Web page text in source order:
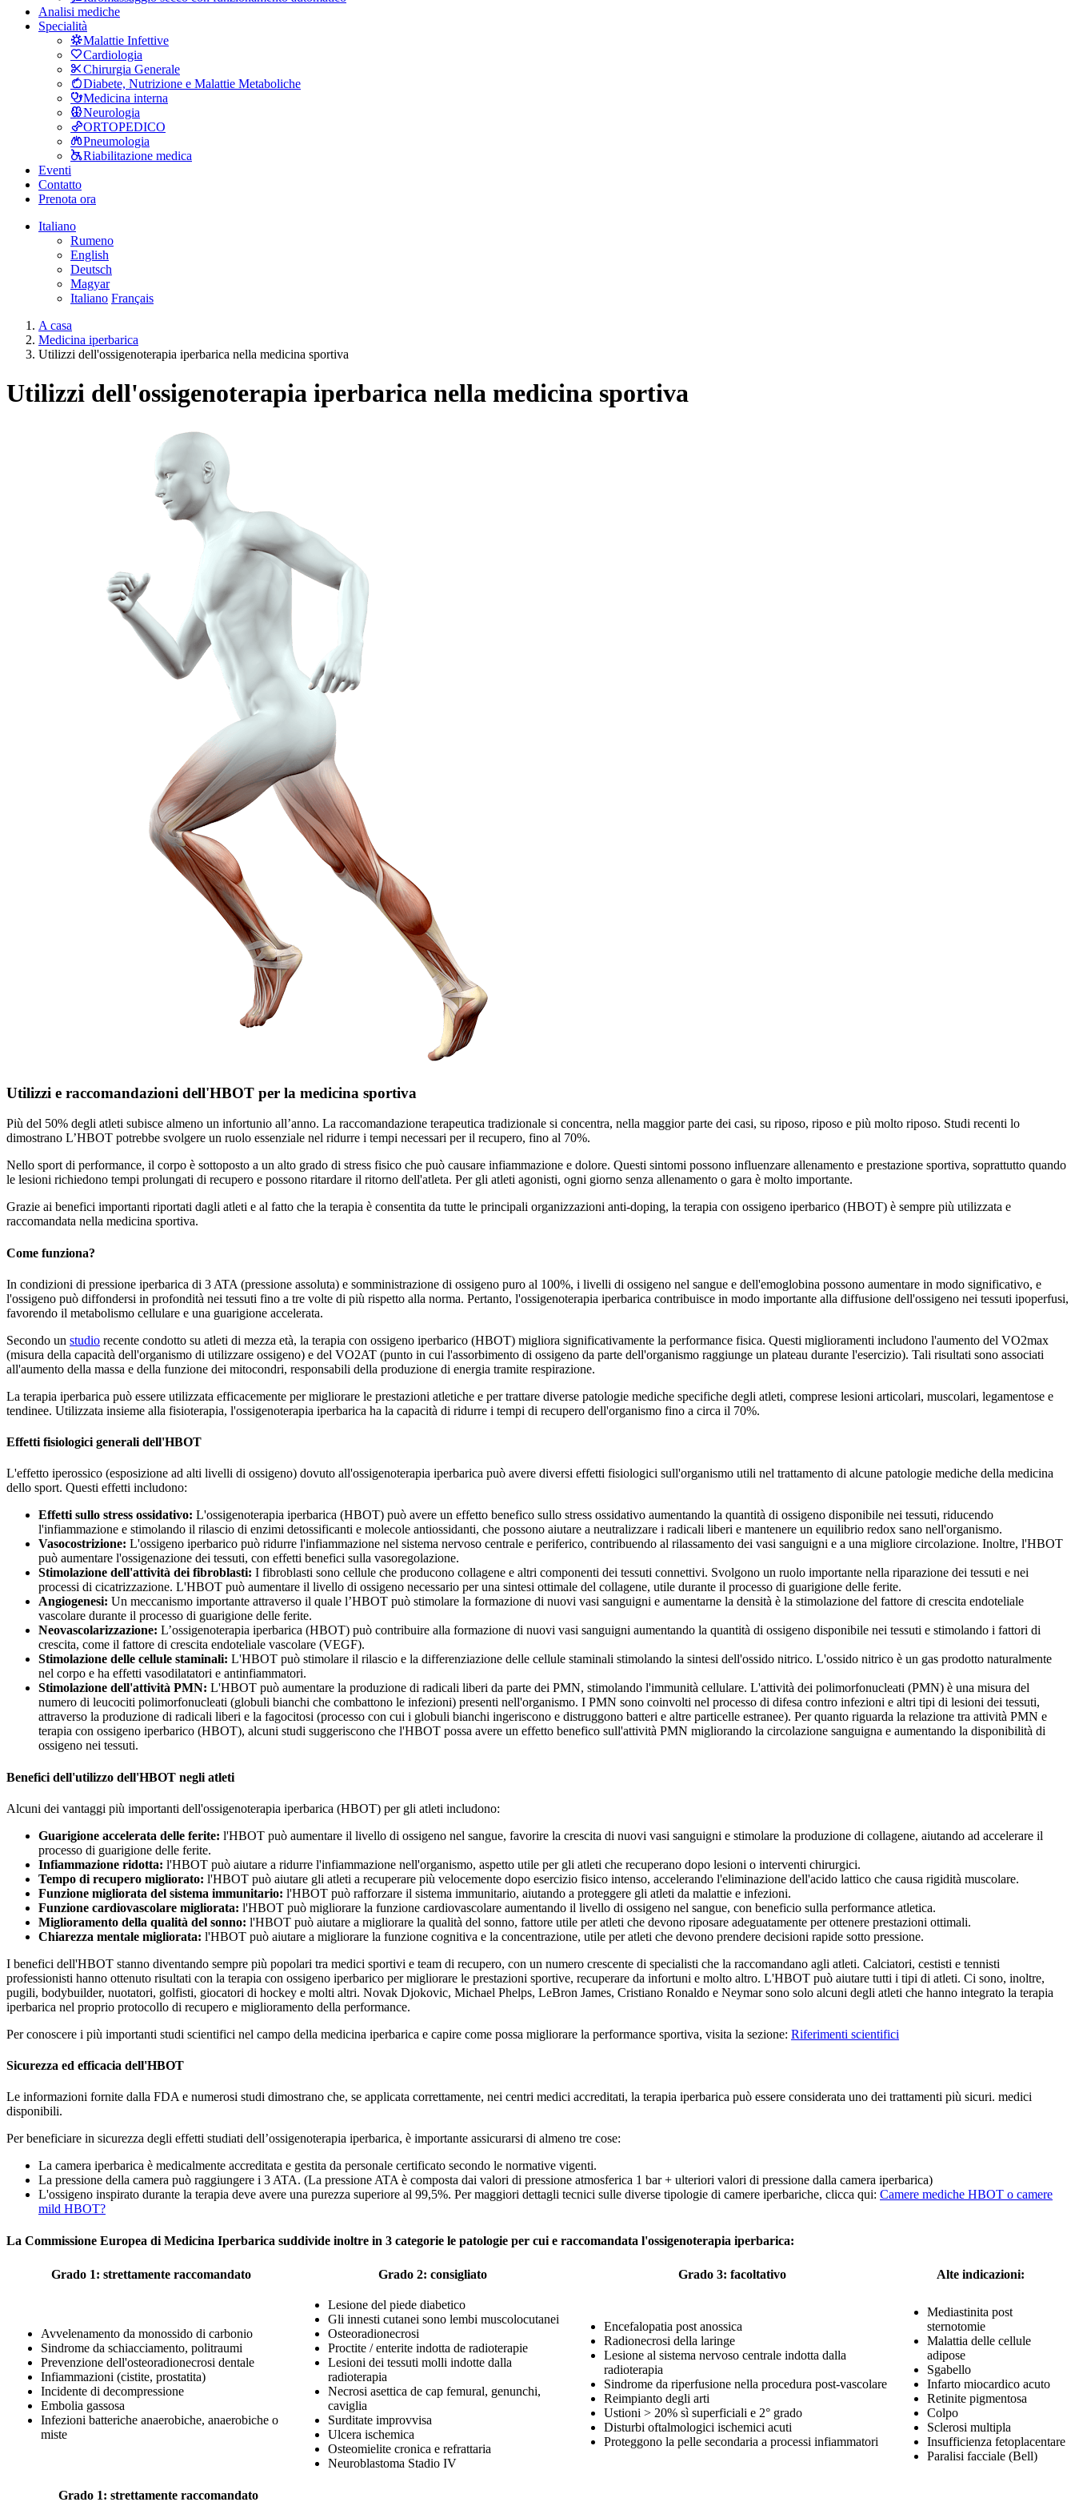
Analisi mediche
Specialità
Malattie Infettive
Cardiologia
Chirurgia Generale
Diabete, Nutrizione e Malattie Metaboliche
Medicina interna
Neurologia
ORTOPEDICO
Pneumologia
Riabilitazione medica
Eventi
Contatto
Prenota ora
Italiano
Rumeno
English
Deutsch
Magyar
Italiano Français
A casa
Medicina iperbarica
Utilizzi dell'ossigenoterapia iperbarica nella medicina sportiva
Utilizzi dell'ossigenoterapia iperbarica nella medicina sportiva
Utilizzi e raccomandazioni dell'HBOT per la medicina sportiva
Più del 50% degli atleti subisce almeno un infortunio all’anno. La raccomandazione terapeutica tradizionale si concentra, nella maggior parte dei casi, su riposo, riposo e più molto riposo. Studi recenti lo
dimostrano L’HBOT potrebbe svolgere un ruolo essenziale nel ridurre i tempi necessari per il recupero, fino al 70%.
Nello sport di performance, il corpo è sottoposto a un alto grado di stress fisico che può causare infiammazione e dolore. Questi sintomi possono influenzare allenamento e prestazione sportiva, soprattutto quando
le lesioni richiedono tempi prolungati di recupero e possono ritardare il ritorno dell'atleta. Per gli atleti agonisti, ogni giorno senza allenamento o gara è molto importante.
Grazie ai benefici importanti riportati dagli atleti e al fatto che la terapia è consentita da tutte le principali organizzazioni anti-doping, la terapia con ossigeno iperbarico (HBOT) è sempre più utilizzata e
raccomandata nella medicina sportiva.
Come funziona?
In condizioni di pressione iperbarica di 3 ATA (pressione assoluta) e somministrazione di ossigeno puro al 100%, i livelli di ossigeno nel sangue e dell'emoglobina possono aumentare in modo significativo, e
l'ossigeno può diffondersi in profondità nei tessuti fino a tre volte di più rispetto alla norma. Pertanto, l'ossigenoterapia iperbarica contribuisce in modo importante alla diffusione dell'ossigeno nei tessuti ipoperfusi,
favorendo il metabolismo cellulare e una guarigione accelerata.
Secondo un studio recente condotto su atleti di mezza età, la terapia con ossigeno iperbarico (HBOT) migliora significativamente la performance fisica. Questi miglioramenti includono l'aumento del VO2max
(misura della capacità dell'organismo di utilizzare ossigeno) e del VO2AT (punto in cui l'assorbimento di ossigeno da parte dell'organismo raggiunge un plateau durante l'esercizio). Tali risultati sono associati
all'aumento della massa e della funzione dei mitocondri, responsabili della produzione di energia tramite respirazione.
La terapia iperbarica può essere utilizzata efficacemente per migliorare le prestazioni atletiche e per trattare diverse patologie mediche specifiche degli atleti, comprese lesioni articolari, muscolari, legamentose e
tendinee. Utilizzata insieme alla fisioterapia, l'ossigenoterapia iperbarica ha la capacità di ridurre i tempi di recupero dell'organismo fino a circa il 70%.
Effetti fisiologici generali dell'HBOT
L'effetto iperossico (esposizione ad alti livelli di ossigeno) dovuto all'ossigenoterapia iperbarica può avere diversi effetti fisiologici sull'organismo utili nel trattamento di alcune patologie mediche della medicina
dello sport. Questi effetti includono:
Effetti sullo stress ossidativo: L'ossigenoterapia iperbarica (HBOT) può avere un effetto benefico sullo stress ossidativo aumentando la quantità di ossigeno disponibile nei tessuti, riducendo
l'infiammazione e stimolando il rilascio di enzimi detossificanti e molecole antiossidanti, che possono aiutare a neutralizzare i radicali liberi e mantenere un equilibrio redox sano nell'organismo.
Vasocostrizione: L'ossigeno iperbarico può ridurre l'infiammazione nel sistema nervoso centrale e periferico, contribuendo al rilassamento dei vasi sanguigni e a una migliore circolazione. Inoltre, l'HBOT
può aumentare l'ossigenazione dei tessuti, con effetti benefici sulla vasoregolazione.
Stimolazione dell'attività dei fibroblasti: I fibroblasti sono cellule che producono collagene e altri componenti dei tessuti connettivi. Svolgono un ruolo importante nella riparazione dei tessuti e nei
processi di cicatrizzazione. L'HBOT può aumentare il livello di ossigeno necessario per una sintesi ottimale del collagene, utile durante il processo di guarigione delle ferite.
Angiogenesi: Un meccanismo importante attraverso il quale l’HBOT può stimolare la formazione di nuovi vasi sanguigni e aumentarne la densità è la stimolazione del fattore di crescita endoteliale
vascolare durante il processo di guarigione delle ferite.
Neovascolarizzazione: L’ossigenoterapia iperbarica (HBOT) può contribuire alla formazione di nuovi vasi sanguigni aumentando la quantità di ossigeno disponibile nei tessuti e stimolando i fattori di
crescita, come il fattore di crescita endoteliale vascolare (VEGF).
Stimolazione delle cellule staminali: L'HBOT può stimolare il rilascio e la differenziazione delle cellule staminali stimolando la sintesi dell'ossido nitrico. L'ossido nitrico è un gas prodotto naturalmente
nel corpo e ha effetti vasodilatatori e antinfiammatori.
Stimolazione dell'attività PMN: L'HBOT può aumentare la produzione di radicali liberi da parte dei PMN, stimolando l'immunità cellulare. L'attività dei polimorfonucleati (PMN) è una misura del
numero di leucociti polimorfonucleati (globuli bianchi che combattono le infezioni) presenti nell'organismo. I PMN sono coinvolti nel processo di difesa contro infezioni e altri tipi di lesioni dei tessuti,
attraverso la produzione di radicali liberi e la fagocitosi (processo con cui i globuli bianchi ingeriscono e distruggono batteri e altre particelle estranee). Per quanto riguarda la relazione tra attività PMN e
terapia con ossigeno iperbarico (HBOT), alcuni studi suggeriscono che l'HBOT possa avere un effetto benefico sull'attività PMN migliorando la circolazione sanguigna e aumentando la disponibilità di
ossigeno nei tessuti.
Benefici dell'utilizzo dell'HBOT negli atleti
Alcuni dei vantaggi più importanti dell'ossigenoterapia iperbarica (HBOT) per gli atleti includono:
Guarigione accelerata delle ferite: l'HBOT può aumentare il livello di ossigeno nel sangue, favorire la crescita di nuovi vasi sanguigni e stimolare la produzione di collagene, aiutando ad accelerare il
processo di guarigione delle ferite.
Infiammazione ridotta: l'HBOT può aiutare a ridurre l'infiammazione nell'organismo, aspetto utile per gli atleti che recuperano dopo lesioni o interventi chirurgici.
Tempo di recupero migliorato: l'HBOT può aiutare gli atleti a recuperare più velocemente dopo esercizio fisico intenso, accelerando l'eliminazione dell'acido lattico che causa rigidità muscolare.
Funzione migliorata del sistema immunitario: l'HBOT può rafforzare il sistema immunitario, aiutando a proteggere gli atleti da malattie e infezioni.
Funzione cardiovascolare migliorata: l'HBOT può migliorare la funzione cardiovascolare aumentando il livello di ossigeno nel sangue, con beneficio sulla performance atletica.
Miglioramento della qualità del sonno: l'HBOT può aiutare a migliorare la qualità del sonno, fattore utile per atleti che devono riposare adeguatamente per ottenere prestazioni ottimali.
Chiarezza mentale migliorata: l'HBOT può aiutare a migliorare la funzione cognitiva e la concentrazione, utile per atleti che devono prendere decisioni rapide sotto pressione.
I benefici dell'HBOT stanno diventando sempre più popolari tra medici sportivi e team di recupero, con un numero crescente di specialisti che la raccomandano agli atleti. Calciatori, cestisti e tennisti
professionisti hanno ottenuto risultati con la terapia con ossigeno iperbarico per migliorare le prestazioni sportive, recuperare da infortuni e molto altro. L'HBOT può aiutare tutti i tipi di atleti. Ci sono, inoltre,
pugili, bodybuilder, nuotatori, golfisti, giocatori di hockey e molti altri. Novak Djokovic, Michael Phelps, LeBron James, Cristiano Ronaldo e Neymar sono solo alcuni degli atleti che hanno integrato la terapia
iperbarica nel proprio protocollo di recupero e miglioramento della performance.
Per conoscere i più importanti studi scientifici nel campo della medicina iperbarica e capire come possa migliorare la performance sportiva, visita la sezione: Riferimenti scientifici
Sicurezza ed efficacia dell'HBOT
Le informazioni fornite dalla FDA e numerosi studi dimostrano che, se applicata correttamente, nei centri medici accreditati, la terapia iperbarica può essere considerata uno dei trattamenti più sicuri. medici
disponibili.
Per beneficiare in sicurezza degli effetti studiati dell’ossigenoterapia iperbarica, è importante assicurarsi di almeno tre cose:
La camera iperbarica è medicalmente accreditata e gestita da personale certificato secondo le normative vigenti.
La pressione della camera può raggiungere i 3 ATA. (La pressione ATA è composta dai valori di pressione atmosferica 1 bar + ulteriori valori di pressione dalla camera iperbarica)
L'ossigeno inspirato durante la terapia deve avere una purezza superiore al 99,5%. Per maggiori dettagli tecnici sulle diverse tipologie di camere iperbariche, clicca qui: Camere mediche HBOT o camere
mild HBOT?
La Commissione Europea di Medicina Iperbarica suddivide inoltre in 3 categorie le patologie per cui e raccomandata l'ossigenoterapia iperbarica:
Grado 1: strettamente raccomandato Grado 2: consigliato Grado 3: facoltativo Alte indicazioni:
Avvelenamento da monossido di carbonio
Sindrome da schiacciamento, politraumi
Prevenzione dell'osteoradionecrosi dentale
Infiammazioni (cistite, prostatita)
Incidente di decompressione
Embolia gassosa
Infezioni batteriche anaerobiche, anaerobiche o
miste
Lesione del piede diabetico
Gli innesti cutanei sono lembi muscolocutanei
Osteoradionecrosi
Proctite / enterite indotta de radioterapie
Lesioni dei tessuti molli indotte dalla
radioterapia
Necrosi asettica de cap femural, genunchi,
caviglia
Surditate improvvisa
Ulcera ischemica
Osteomielite cronica e refrattaria
Neuroblastoma Stadio IV
Encefalopatia post anossica
Radionecrosi della laringe
Lesione al sistema nervoso centrale indotta dalla
radioterapia
Sindrome da riperfusione nella procedura post-vascolare
Reimpianto degli arti
Ustioni > 20% sì superficiali e 2° grado
Disturbi oftalmologici ischemici acuti
Proteggono la pelle secondaria a processi infiammatori
Mediastinita post
sternotomie
Malattia delle cellule
adipose
Sgabello
Infarto miocardico acuto
Retinite pigmentosa
Colpo
Sclerosi multipla
Insufficienza fetoplacentare
Paralisi facciale (Bell)
Grado 1: strettamente raccomandato